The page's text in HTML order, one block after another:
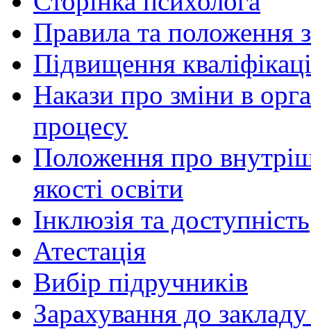
Правила та положення
Підвищення
Накази про зміни в
процесу
Положення про
якості освіти
Інклюзія та доступність
Атестація
Вибір підручників
Зарахування до закладу